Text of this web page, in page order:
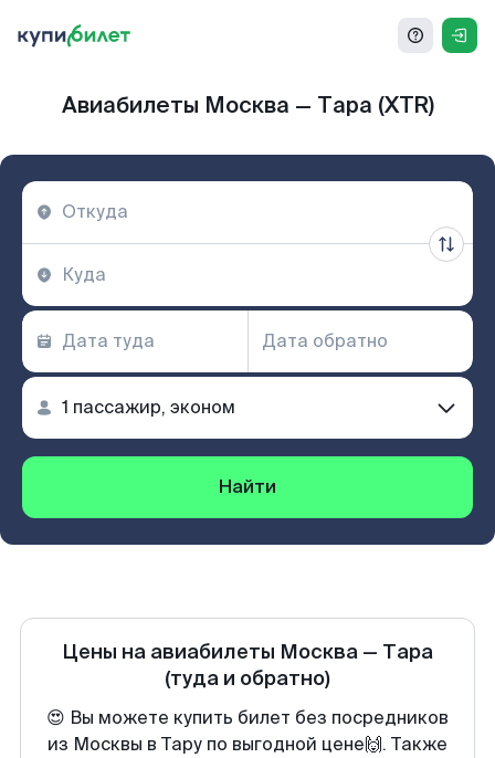
Авиабилеты Москва — Тара (XTR)
Найти
Цены на авиабилеты Москва — Тара
(туда и обратно)
😍 Вы можете купить билет без посредников
из Москвы в Тару по выгодной цене🙌. Также